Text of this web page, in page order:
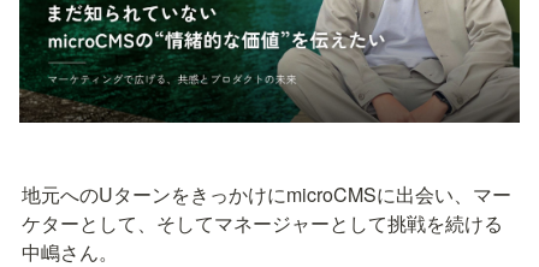
地元へのUターンをきっかけにmicroCMSに出会い、マー
ケターとして、そしてマネージャーとして挑戦を続ける
中嶋さん。